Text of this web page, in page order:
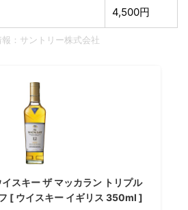
4,500円
：サントリー株式会社
スキー ザ マッカラン トリプル
[ ウイスキー イギリス 350ml ]